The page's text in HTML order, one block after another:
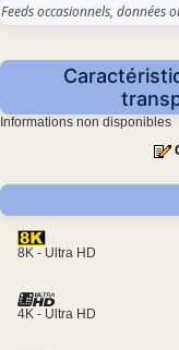
Feeds occasionnels, données
Informations non disponibles
8K - Ultra HD
4K - Ultra HD